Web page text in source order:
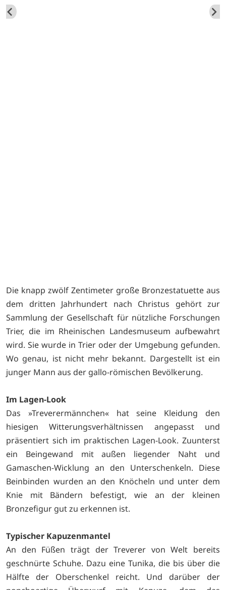
Die knapp zwölf Zentimeter große Bronzestatuette aus
dem dritten Jahrhundert nach Christus gehört zur
Sammlung der Gesellschaft für nützliche Forschungen
Trier, die im Rheinischen Landesmuseum aufbewahrt
wird. Sie wurde in Trier oder der Umgebung gefunden.
Wo genau, ist nicht mehr bekannt. Dargestellt ist ein
junger Mann aus der gallo-römischen Bevölkerung.
Im Lagen-Look
Das »Treverermännchen« hat seine Kleidung den
hiesigen Witterungsverhältnissen angepasst und
präsentiert sich im praktischen Lagen-Look. Zuunterst
ein Beingewand mit außen liegender Naht und
Gamaschen-Wicklung an den Unterschenkeln. Diese
Beinbinden wurden an den Knöcheln und unter dem
Knie mit Bändern befestigt, wie an der kleinen
Bronzefigur gut zu erkennen ist.
Typischer Kapuzenmantel
An den Füßen trägt der Treverer von Welt bereits
geschnürte Schuhe. Dazu eine Tunika, die bis über die
Hälfte der Oberschenkel reicht. Und darüber der